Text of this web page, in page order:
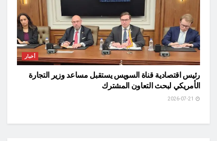
أخبار
رئيس اقتصادية قناة السويس يستقبل مساعد وزير التجارة
الأمريكي لبحث التعاون المشترك